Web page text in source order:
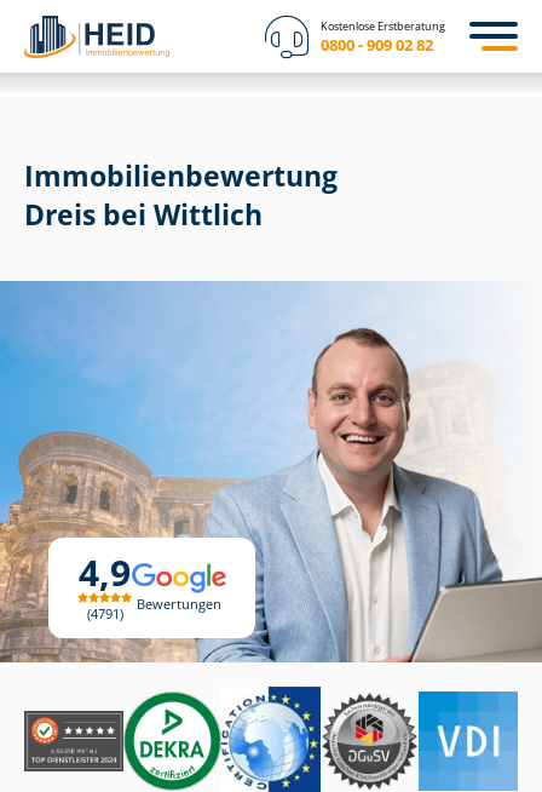
Kostenlose Erstberatung
0800 - 909 02 82
4,9
4791
Bewertungen
Immobilien­bewertung
Dreis bei Wittlich